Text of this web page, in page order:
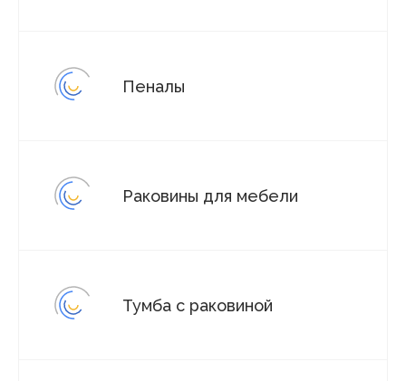
Пеналы
Раковины для мебели
Тумба с раковиной